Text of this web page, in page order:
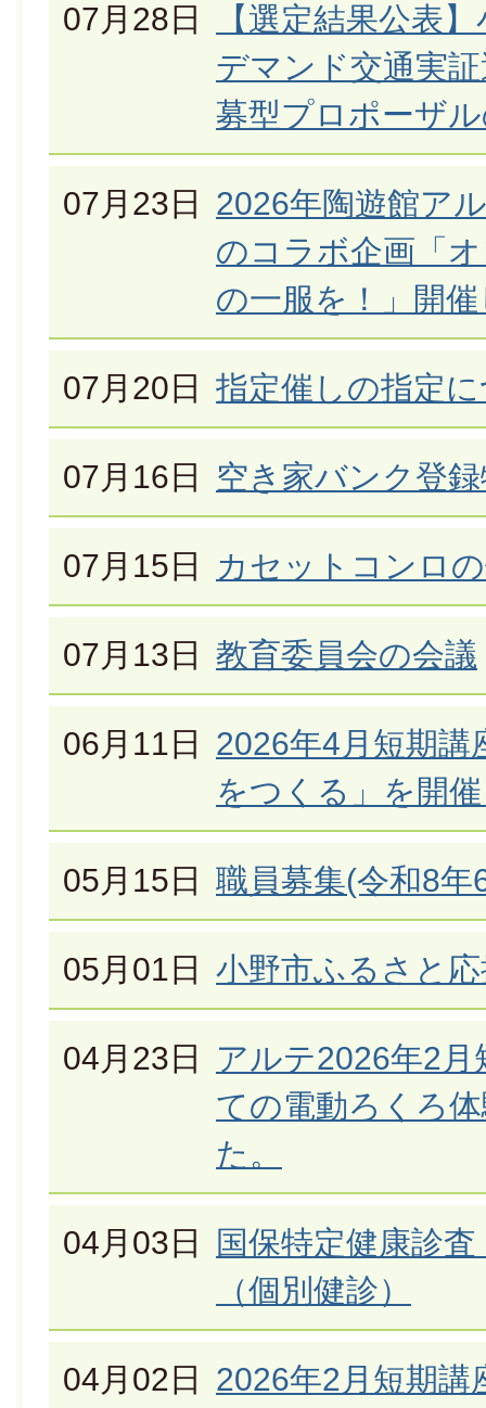
07月28日
【選定結果公表
デマンド交通実
募型プロポーザ
07月23日 2026年陶遊館ア
のコラボ企画「
の一服を！」開
07月20日 指定催しの指定
07月16日 空き家バンク登
07月15日 カセットコンロ
07月13日 教育委員会の会議
06月11日 2026年4月短期
をつくる」を開
05月15日 職員募集(令和8年
05月01日 小野市ふるさと
04月23日
アルテ2026年2
ての電動ろくろ
た。
04月03日
国保特定健康診
（個別健診）
04月02日 2026年2月短期講